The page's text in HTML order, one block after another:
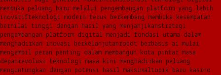
membuka peluang baru melalui pengembangan platform yang lebih
inovatifteknologi modern terus berkembang membuka kesempatan
bernilai tinggi dengan hasil yang menjanjikanstrategi
pengembangan platform digital menjadi fondasi utama dalam
menghadirkan inovasi berkelanjutanrobot berbasis ai mulai
mengambil peran penting dalam membangun kota pintar masa
depanrevolusi teknologi masa kini menghadirkan peluang
menguntungkan dengan potensi hasil maksimaltopik baru kasino